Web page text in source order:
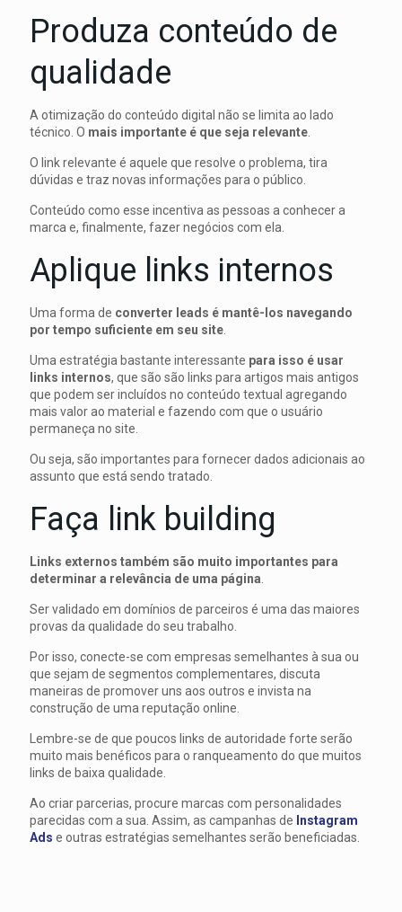
Produza conteúdo de
qualidade
A otimização do conteúdo digital não se limita ao lado
técnico. O mais importante é que seja relevante
O link relevante é aquele que resolve o problema, tira
dúvidas e traz novas informações para o público.
Conteúdo como esse incentiva as pessoas a conhecer a
marca e, finalmente, fazer negócios com ela.
Aplique links internos
Uma forma de converter leads é mantê-los navegando
por tempo suficiente em seu site
Uma estratégia bastante interessante para isso é usar
links internos, que são são links para artigos mais antigos
que podem ser incluídos no conteúdo textual agregando
mais valor ao material e fazendo com que o usuário
permaneça no site.
Ou seja, são importantes para fornecer dados adicionais ao
assunto que está sendo tratado.
Faça link building
Links externos também são muito importantes para
determinar a relevância de uma página
Ser validado em domínios de parceiros é uma das maiores
provas da qualidade do seu trabalho.
Por isso, conecte-se com empresas semelhantes à sua ou
que sejam de segmentos complementares, discuta
maneiras de promover uns aos outros e invista na
construção de uma reputação online.
Lembre-se de que poucos links de autoridade forte serão
muito mais benéficos para o ranqueamento do que muitos
links de baixa qualidade.
Ao criar parcerias, procure marcas com personalidades
parecidas com a sua. Assim, as campanhas de Instagram
Ads e outras estratégias semelhantes serão beneficiadas.